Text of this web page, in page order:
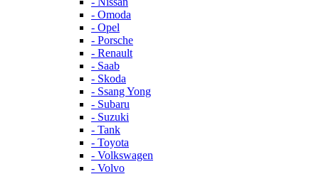
- Omoda
- Opel
- Porsche
- Renault
- Saab
- Skoda
- Ssang Yong
- Subaru
- Suzuki
- Tank
- Toyota
- Volkswagen
- Volvo